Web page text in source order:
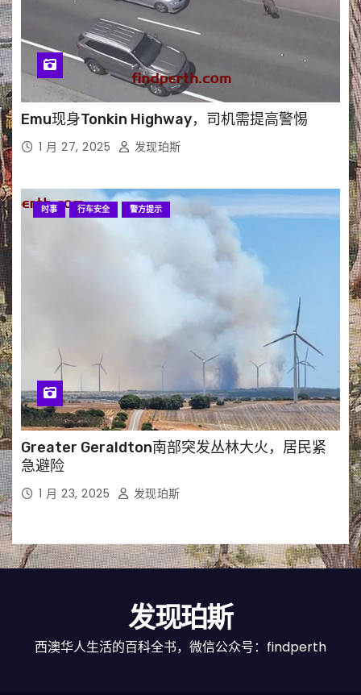
Emu现身Tonkin Highway，司机需提高警惕
1 月 27, 2025 发现珀斯
时事 行车安全 警方提示
Greater Geraldton南部突发丛林大火，居民紧
急避险
1 月 23, 2025 发现珀斯
发现珀斯
西澳华人生活的百科全书，微信公众号：findperth